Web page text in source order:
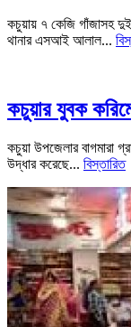
কচুয়ায় ৭ কেজি গাঁজাসহ
থানার এসআই আলাল...
কচুয়ার যুবক
কচুয়া উপজেলার বাগমারা
উদ্ধার করেছে... বিস্তারিত